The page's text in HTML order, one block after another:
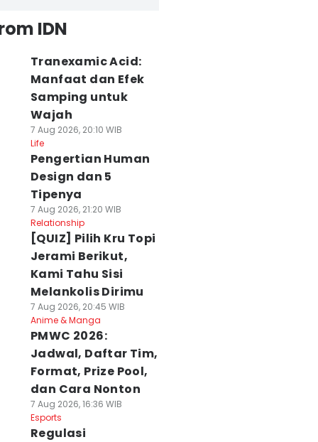
IDN
Tranexamic Acid:
Manfaat dan Efek
Samping untuk
Wajah
7 Aug 2026, 20:10 WIB
Life
Pengertian Human
Design dan 5
Tipenya
7 Aug 2026, 21:20 WIB
Relationship
[QUIZ] Pilih Kru Topi
Jerami Berikut,
Kami Tahu Sisi
Melankolis Dirimu
7 Aug 2026, 20:45 WIB
Anime & Manga
PMWC 2026:
Jadwal, Daftar Tim,
Format, Prize Pool,
dan Cara Nonton
7 Aug 2026, 16:36 WIB
Esports
Regulasi